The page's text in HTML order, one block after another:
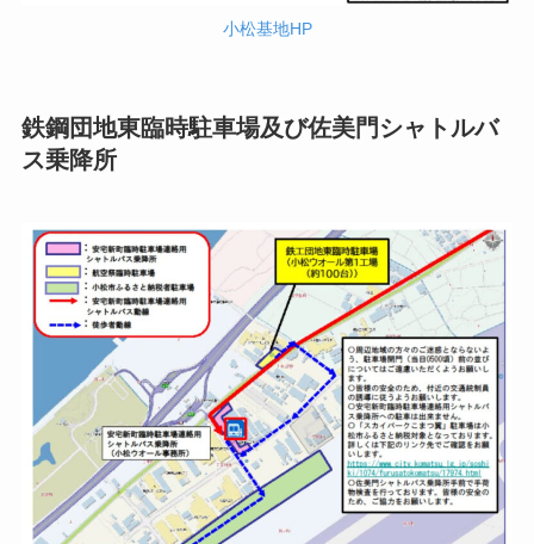
小松基地HP
鉄鋼団地東臨時駐車場及び佐美門シャトルバ
ス乗降所